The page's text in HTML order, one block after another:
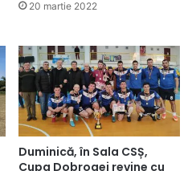
20 martie 2022
Duminică, în Sala CSȘ,
Cupa Dobrogei revine cu